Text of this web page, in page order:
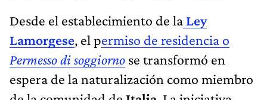
Desde el establecimiento de la Ley
Lamorgese, el permiso de residencia o
Permesso di soggiorno se transformó en
espera de la naturalización como miembro